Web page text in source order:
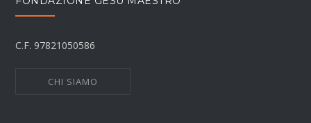
C.F. 97821050586
CHI SIAMO